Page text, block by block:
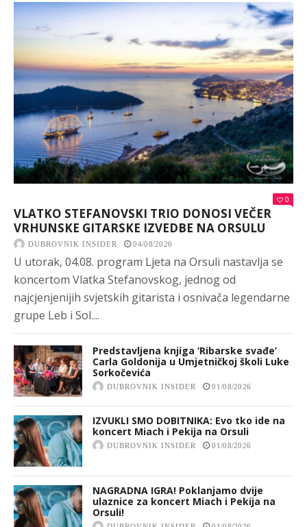
0
VLATKO STEFANOVSKI TRIO DONOSI VEČER
VRHUNSKE GITARSKE IZVEDBE NA ORSULU
DUBROVNIK INSIDER 04/08/2026
U utorak, 04.08. program Ljeta na Orsuli nastavlja se
koncertom Vlatka Stefanovskog, jednog od
najcjenjenijih svjetskih gitarista i osnivača legendarne
grupe Leb i Sol....
Predstavljena knjiga ‘Ribarske svađe’
Carla Goldonija u Umjetničkoj školi Luke
Sorkočevića
DUBROVNIK INSIDER 01/08/2026
IZVUKLI SMO DOBITNIKA: Evo tko ide na
koncert Miach i Pekija na Orsuli
DUBROVNIK INSIDER 01/08/2026
NAGRADNA IGRA! Poklanjamo dvije
ulaznice za koncert Miach i Pekija na
Orsuli!